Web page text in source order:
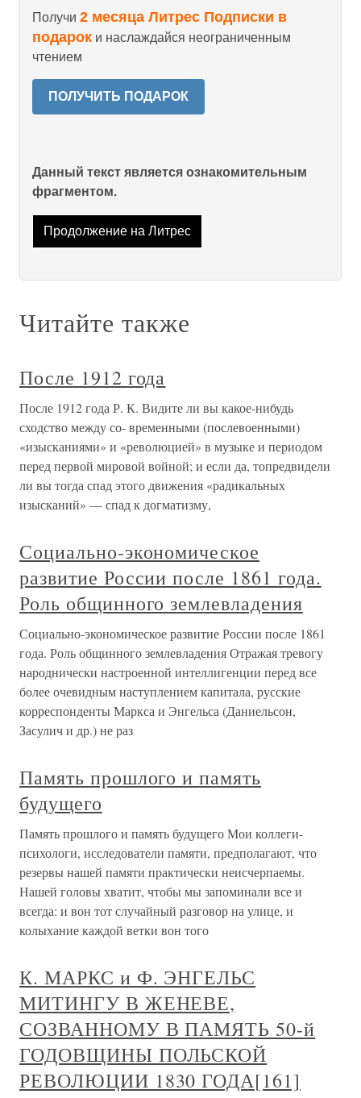
Получи 2 месяца Литрес Подписки в
подарок и наслаждайся неограниченным
чтением
ПОЛУЧИТЬ ПОДАРОК
Данный текст является ознакомительным
фрагментом.
Продолжение на Литрес
Читайте также
После 1912 года
После 1912 года Р. К. Видите ли вы какое-нибудь
сходство между со- временными (послевоенными)
«изысканиями» и «революцией» в музыке и периодом
перед первой мировой войной; и если да, топредвидели
ли вы тогда спад этого движения «радикальных
изысканий» — спад к догматизму,
Социально-экономическое
развитие России после 1861 года.
Роль общинного землевладения
Социально-экономическое развитие России после 1861
года. Роль общинного землевладения Отражая тревогу
народнически настроенной интеллигенции перед все
более очевидным наступлением капитала, русские
корреспонденты Маркса и Энгельса (Даниельсон,
Засулич и др.) не раз
Память прошлого и память
будущего
Память прошлого и память будущего Мои коллеги-
психологи, исследователи памяти, предполагают, что
резервы нашей памяти практически неисчерпаемы.
Нашей головы хватит, чтобы мы запоминали все и
всегда: и вон тот случайный разговор на улице, и
колыхание каждой ветки вон того
К. МАРКС и Ф. ЭНГЕЛЬС
МИТИНГУ В ЖЕНЕВЕ,
СОЗВАННОМУ В ПАМЯТЬ 50-й
ГОДОВЩИНЫ ПОЛЬСКОЙ
РЕВОЛЮЦИИ 1830 ГОДА[161]